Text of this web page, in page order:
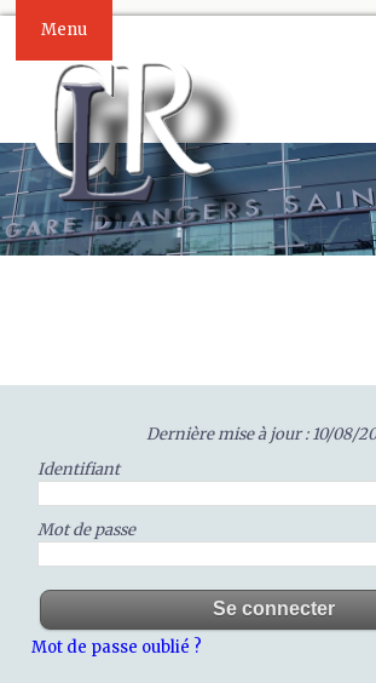
Menu
Dernière mise à jour : 10/08/
Identifiant
Mot de passe
Mot de passe oublié ?